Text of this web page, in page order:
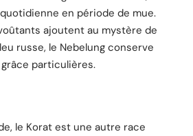
en période de mue.
ajoutent au mystère de
russe, le Nebelung conserve
particulières.
le Korat est une autre race